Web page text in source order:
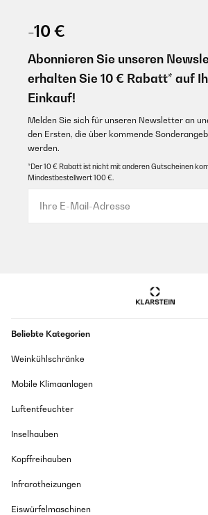
Amazon-gebruiker
Übersetzen
Very nice bean, looks very simple and
condition and working.
Amazon user
Me gusta mucho es bonito fácil de limpiar
Usuario/a de amazon
and really easy to use. The lid responds
-10 €
Abonnieren Sie unseren
erhalten Sie 10 € Rabatt* auf
Einkauf!
Melden Sie sich für unseren Newsletter an
den Ersten, die über kommende
werden.
*Der 10 € Rabatt ist nicht mit anderen Gutscheinen
Mindestbestellwert 100 €.
Beliebte Kategorien
Weinkühlschränke
Mobile Klimaanlagen
Luftentfeuchter
Inselhauben
Kopffreihauben
Infrarotheizungen
Eiswürfelmaschinen